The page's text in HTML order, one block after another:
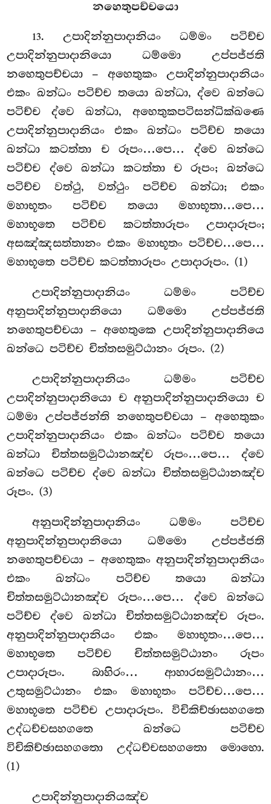
නහෙතුපච්චයො
13. උපාදින්නුපාදානියං ධම්මං පටිච්ච
උපාදින්නුපාදානියො ධම්මො උප්පජ්ජති
නහෙතුපච්චයා – අහෙතුකං උපාදින්නුපාදානියං
එකං ඛන්ධං පටිච්ච තයො ඛන්ධා, ද්වෙ ඛන්ධෙ
පටිච්ච ද්වෙ ඛන්ධා, අහෙතුකපටිසන්ධික්ඛණෙ
උපාදින්නුපාදානියං එකං ඛන්ධං පටිච්ච තයො
ඛන්ධා කටත්තා ච රූපං…පෙ… ද්වෙ ඛන්ධෙ
පටිච්ච ද්වෙ ඛන්ධා කටත්තා ච රූපං; ඛන්ධෙ
පටිච්ච වත්ථු, වත්ථුං පටිච්ච ඛන්ධා; එකං
මහාභූතං පටිච්ච තයො මහාභූතා…පෙ…
මහාභූතෙ පටිච්ච කටත්තාරූපං උපාදාරූපං;
අසඤ්ඤසත්තානං එකං මහාභූතං පටිච්ච…පෙ…
මහාභූතෙ පටිච්ච කටත්තාරූපං උපාදාරූපං. (1)
උපාදින්නුපාදානියං ධම්මං පටිච්ච
අනුපාදින්නුපාදානියො ධම්මො උප්පජ්ජති
නහෙතුපච්චයා – අහෙතුකෙ උපාදින්නුපාදානියෙ
ඛන්ධෙපටිච්ච චිත්තසමුට්ඨානං රූපං. (2)
උපාදින්නුපාදානියංධම්මං පටිච්ච
උපාදින්නුපාදානියො ච අනුපාදින්නුපාදානියො ච
ධම්මා උප්පජ්ජන්ති නහෙතුපච්චයා – අහෙතුකං
උපාදින්නුපාදානියං එකං ඛන්ධං පටිච්ච තයො
ඛන්ධා චිත්තසමුට්ඨානඤ්ච රූපං…පෙ… ද්වෙ
ඛන්ධෙ පටිච්ච ද්වෙ ඛන්ධා චිත්තසමුට්ඨානඤ්ච
රූපං. (3)
අනුපාදින්නුපාදානියං ධම්මං පටිච්ච
අනුපාදින්නුපාදානියො ධම්මො උප්පජ්ජති
නහෙතුපච්චයා – අහෙතුකං අනුපාදින්නුපාදානියං
එකං ඛන්ධං පටිච්ච තයො ඛන්ධා
චිත්තසමුට්ඨානඤ්ච රූපං…පෙ… ද්වෙ ඛන්ධෙ
පටිච්ච ද්වෙ ඛන්ධා චිත්තසමුට්ඨානඤ්ච රූපං.
අනුපාදින්නුපාදානියං එකං මහාභූතං…පෙ…
මහාභූතෙ පටිච්ච චිත්තසමුට්ඨානං රූපං
උපාදාරූපං. බාහිරං… ආහාරසමුට්ඨානං…
උතුසමුට්ඨානං එකං මහාභූතං පටිච්ච…පෙ…
මහාභූතෙ පටිච්ච උපාදාරූපං. විචිකිච්ඡාසහගතෙ
උද්ධච්චසහගතෙ ඛන්ධෙ පටිච්ච
විචිකිච්ඡාසහගතො උද්ධච්චසහගතො මොහො.
(1)
උපාදින්නුපාදානියඤ්ච